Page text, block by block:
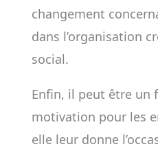
changement
dans l’organisation
social.
Enfin, il peut être un
motivation pour les
elle leur donne